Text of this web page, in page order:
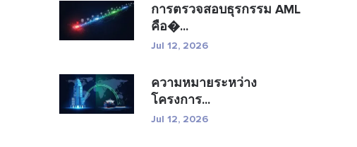
การตรวจสอบธุรกรรม AML
คือ�...
Jul 12, 2026
ความหมายระหว่าง
โครงการ...
Jul 12, 2026